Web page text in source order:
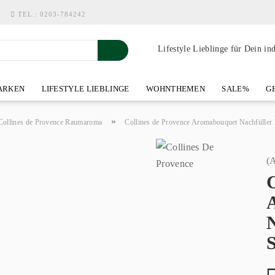
TEL.: 0203-784242
Lifestyle Lieblinge für Dein
LIFESTYLE LIEBLINGE WOHNTHEMEN SALE%
de Provence Raumaroma » Collines de Provence Aromabouquet Nachfüller